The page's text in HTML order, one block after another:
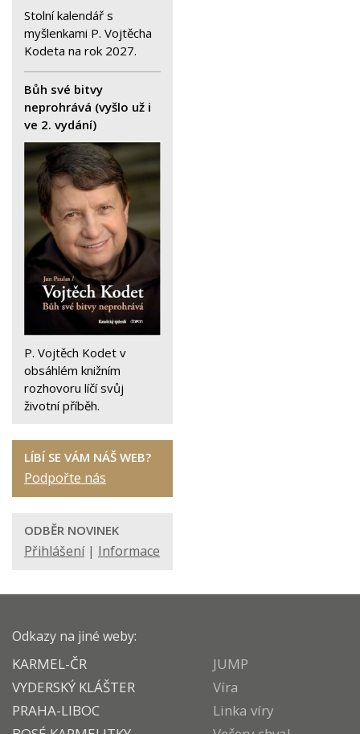
Stolní kalendář s
myšlenkami P. Vojtěcha
Kodeta na rok 2027.
Bůh své bitvy
neprohrává (vyšlo už i
ve 2. vydání)
P. Vojtěch Kodet v
obsáhlém knižním
rozhovoru líčí svůj
životní příběh.
LÍBÍ SE VÁM NÁŠ WEB?
Podpořte nás
ODBĚR NOVINEK
Přihlášení| Informace
Odkazy na jiné weby:
KARMEL-ČR
VYDERSKÝ KLÁŠTER
PRAHA-LIBOC
JUMP
Víra
Linka víry